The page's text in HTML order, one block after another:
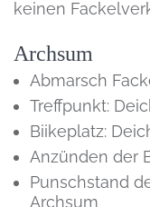
keinen
Archsum
Abmarsch
Treffpunkt:
Biikeplatz:
Anzünden der
Punschstand
Archsum